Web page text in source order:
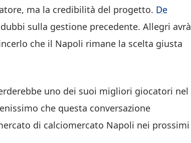
ma la credibilità del progetto. De
sulla gestione precedente. Allegri avrà
che il Napoli rimane la scelta giusta
uno dei suoi migliori giocatori nel
che questa conversazione
di calciomercato Napoli nei prossimi